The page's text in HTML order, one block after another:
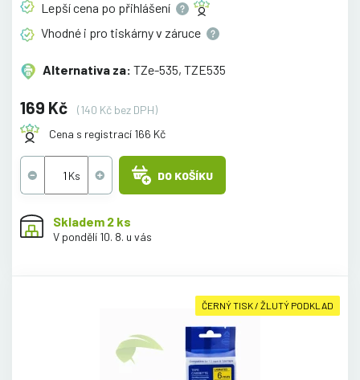
Lepší cena po přihlášení
Vhodné i pro tiskárny v záruce
Alternativa za: TZe-535, TZE535
169 Kč
(140 Kč bez DPH)
Cena s registrací 166 Kč
DO KOŠÍKU
Skladem 2 ks
V pondělí 10. 8. u vás
ČERNÝ TISK / ŽLUTÝ PODKLAD